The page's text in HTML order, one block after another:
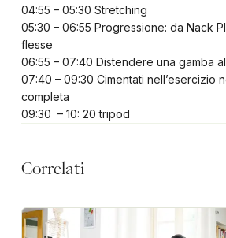
04:55 – 05:30 Stretching
05:30 – 06:55 Progressione: da Nack
flesse
06:55 – 07:40 Distendere una gamba
07:40 – 09:30 Cimentati nell’esercizio
completa
09:30 – 10: 20 tripod
Correlati